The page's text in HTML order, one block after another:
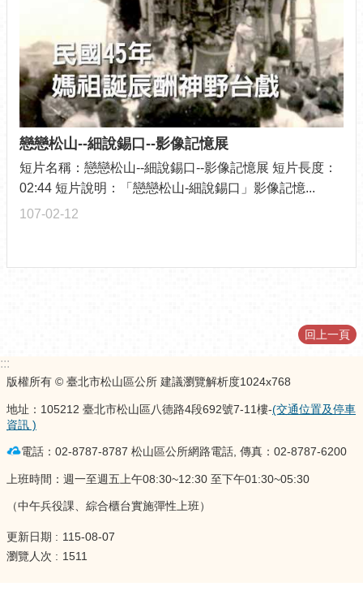
戀戀松山--細說錫口--影像記憶展
107-02-12
短片名稱：戀戀松山--細說錫口--影像記憶展 短片長度：
02:44 短片說明：「戀戀松山-細說錫口」影像記憶...
回上一頁
:::
版權所有 © 臺北市松山區公所 建議瀏覽解析度1024x768
地址：105212 臺北市松山區八德路4段692號7-11樓-(交通位置及停車
資訊 )
電話：02-8787-8787 松山區公所網路電話, 傳真：02-8787-6200
上班時間：週一至週五上午08:30~12:30 至下午01:30~05:30
（中午兵役課、綜合櫃台實施彈性上班）
更新日期
115-08-07
瀏覽人次
1511